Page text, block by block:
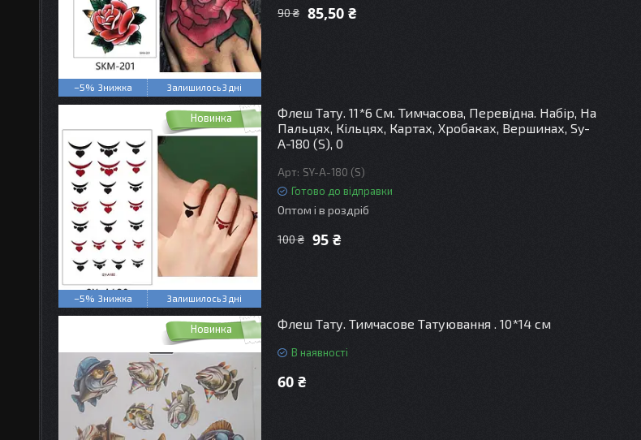
–5% Залишилось 3 дні
90 ₴ 85,50 ₴
Новинка
–5% Залишилось 3 дні
Флеш Тату. 11*6 См. Тимчасова, Перевідна. Набір, На
Пальцях, Кільцях, Картах, Хробаках, Вершинах, Sy-
A-180 (S), 0
SY-A-180 (S)
Готово до відправки
Оптом і в роздріб
100 ₴ 95 ₴
Новинка Флеш Тату. Тимчасове Татуювання . 10*14 см
В наявності
60 ₴